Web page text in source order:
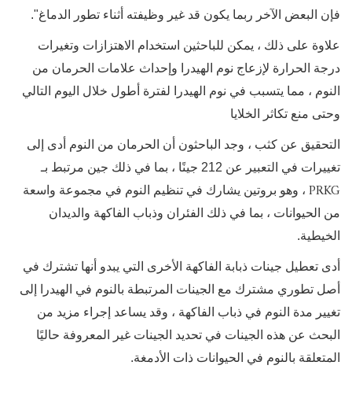
فإن البعض الآخر ربما يكون قد غير وظيفته أثناء تطور الدماغ".
علاوة على ذلك ، يمكن للباحثين استخدام الاهتزازات وتغيرات
درجة الحرارة لإزعاج نوم الهيدرا وإحداث علامات الحرمان من
النوم ، مما يتسبب في نوم الهيدرا لفترة أطول خلال اليوم التالي
وحتى منع تكاثر الخلايا
التحقيق عن كثب ، وجد الباحثون أن الحرمان من النوم أدى إلى
تغييرات في التعبير عن 212 جينًا ، بما في ذلك جين مرتبط بـ
PRKG ، وهو بروتين يشارك في تنظيم النوم في مجموعة واسعة
من الحيوانات ، بما في ذلك الفئران وذباب الفاكهة والديدان
الخيطية.
أدى تعطيل جينات ذبابة الفاكهة الأخرى التي يبدو أنها تشترك في
أصل تطوري مشترك مع الجينات المرتبطة بالنوم في الهيدرا إلى
تغيير مدة النوم في ذباب الفاكهة ، وقد يساعد إجراء مزيد من
البحث عن هذه الجينات في تحديد الجينات غير المعروفة حاليًا
المتعلقة بالنوم في الحيوانات ذات الأدمغة.